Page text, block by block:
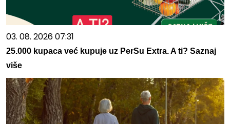
03. 08. 2026 07:31
25.000 kupaca već kupuje uz PerSu Extra. A ti? Saznaj
više